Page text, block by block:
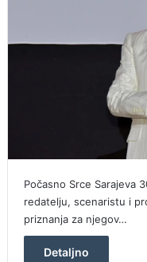
Počasno Srce Sarajeva
redatelju, scenaristu i
priznanja za njegov…
Detaljno